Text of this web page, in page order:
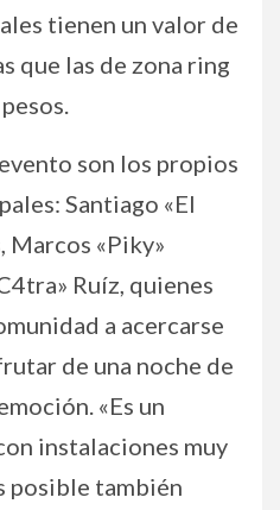
tienen un valor de
que las de zona ring
son los propios
Santiago «El
Marcos «Piky»
Ruíz, quienes
a acercarse
de una noche de
«Es un
instalaciones muy
posible también